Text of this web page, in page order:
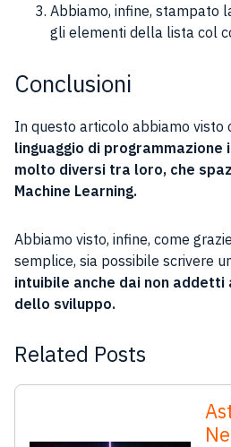
Abbiamo, infine, stampato
gli elementi della lista col
Conclusioni
In questo articolo abbiamo visto
linguaggio di programmazione
molto diversi tra loro, che
Machine Learning.
Abbiamo visto, infine, come
semplice, sia possibile scrivere
intuibile anche dai non
dello sviluppo.
Related Posts